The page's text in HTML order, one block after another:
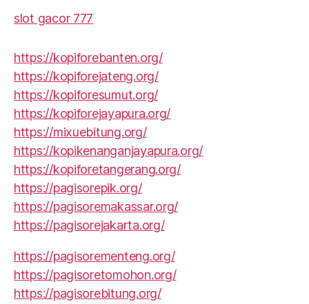
slot gacor 777
https://kopiforebanten.org/
https://kopiforejateng.org/
https://kopiforesumut.org/
https://kopiforejayapura.org/
https://mixuebitung.org/
https://kopikenanganjayapura.org/
https://kopiforetangerang.org/
https://pagisorepik.org/
https://pagisoremakassar.org/
https://pagisorejakarta.org/
https://pagisorementeng.org/
https://pagisoretomohon.org/
https://pagisorebitung.org/